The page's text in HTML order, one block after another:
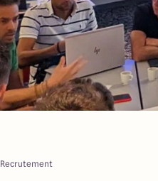
Recrutement